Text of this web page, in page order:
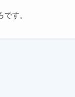
す。